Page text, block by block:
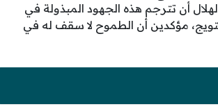
أن تترجم هذه الجهود المبذولة في
مؤكدين أن الطموح لا سقف له في